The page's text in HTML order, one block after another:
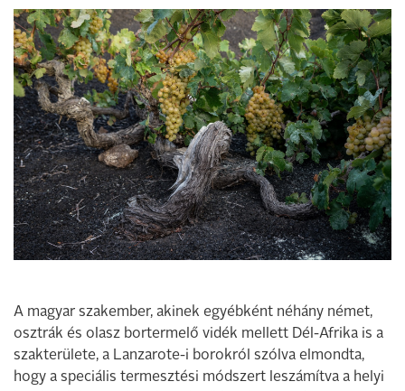
A magyar szakember, akinek egyébként néhány német,
osztrák és olasz bortermelő vidék mellett Dél-Afrika is a
szakterülete, a Lanzarote-i borokról szólva elmondta,
hogy a speciális termesztési módszert leszámítva a helyi